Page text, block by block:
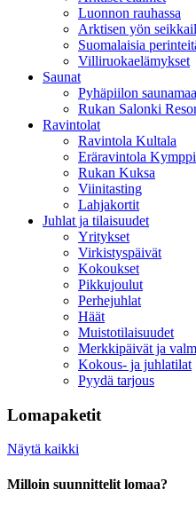
Luonnon rauhassa
Arktisen yön
Suomalaisia
Villiruokaelämykset
Saunat
Pyhäpiilon
Rukan Salonki
Ravintolat
Ravintola Kultala
Eräravintola Kymppi
Rukan Kuksa
Viinitasting
Lahjakortit
Juhlat ja tilaisuudet
Yritykset
Virkistyspäivät
Kokoukset
Pikkujoulut
Perhejuhlat
Häät
Muistotilaisuudet
Merkkipäivät ja
Kokous- ja juhlatilat
Pyydä tarjous
Lomapaketit
Näytä kaikki
Milloin suunnittelit lomaa?